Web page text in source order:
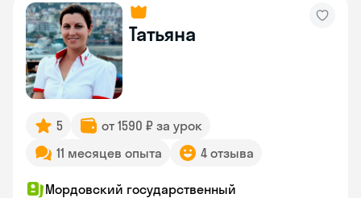
Татьяна
5
от 1590 ₽ за урок
11 месяцев опыта
4 отзыва
Мордовский государственный